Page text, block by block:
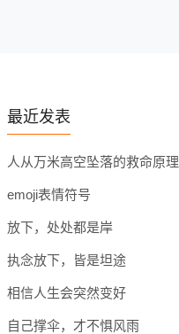
最近发表
人从万米高空坠落的救命原
emoji表情符号
放下，处处都是岸
执念放下，皆是坦途
相信人生会突然变好
自己撑伞，才不惧风雨